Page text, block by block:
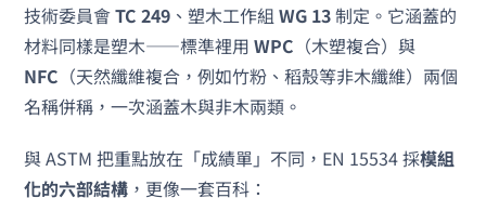
技術委員會TC 249 、塑木工作組WG 13制定。它涵蓋的
材料同樣是塑木——標準裡用WPC （木塑複合）與
NFC （天然纖維複合，例如竹粉、稻殼等非木纖維）兩個
名稱併稱，一次涵蓋木與非木兩類。
與 ASTM 把重點放在「成績單」不同，EN 15534 採模組
化的六部結構 ，更像一套百科：